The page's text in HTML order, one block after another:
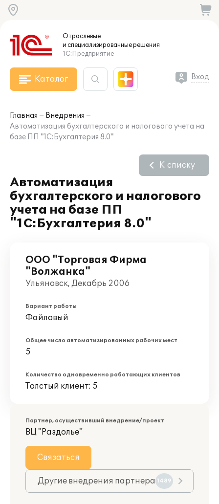
Отраслевые
и специализированныерешения
1С:Предприятие
Каталог Вход
Главная
Внедрения
Автоматизация бухгалтерского и налогового учета на
базе ПП "1С:Бухгалтерия 8.0"
Автоматизация
бухгалтерского и налогового
учета на базе ПП
"1С:Бухгалтерия 8.0"
К списку
ООО "Торговая Фирма
"Волжанка"
Ульяновск, Декабрь 2006
Вариант работы
Файловый
Общее число автоматизированных рабочих мест
5
Количество одновременно работающих клиентов
Толстый клиент: 5
Партнер, осуществивший внедрение/проект
ВЦ "Раздолье"
Связаться
Другие внедрения партнера 1489